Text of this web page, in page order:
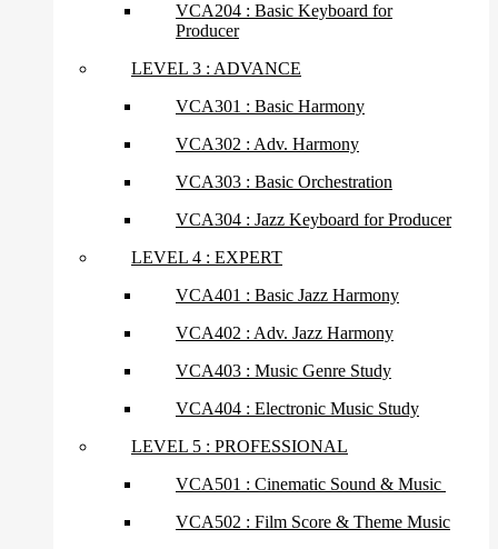
VCA204 : Basic Keyboard for
Producer
LEVEL 3 : ADVANCE
VCA301 : Basic Harmony
VCA302 : Adv. Harmony
VCA303 : Basic Orchestration
VCA304 : Jazz Keyboard for Producer
LEVEL 4 : EXPERT
VCA401 : Basic Jazz Harmony
VCA402 : Adv. Jazz Harmony
VCA403 : Music Genre Study
VCA404 : Electronic Music Study
LEVEL 5 : PROFESSIONAL
VCA501 : Cinematic Sound & Music
VCA502 : Film Score & Theme Music